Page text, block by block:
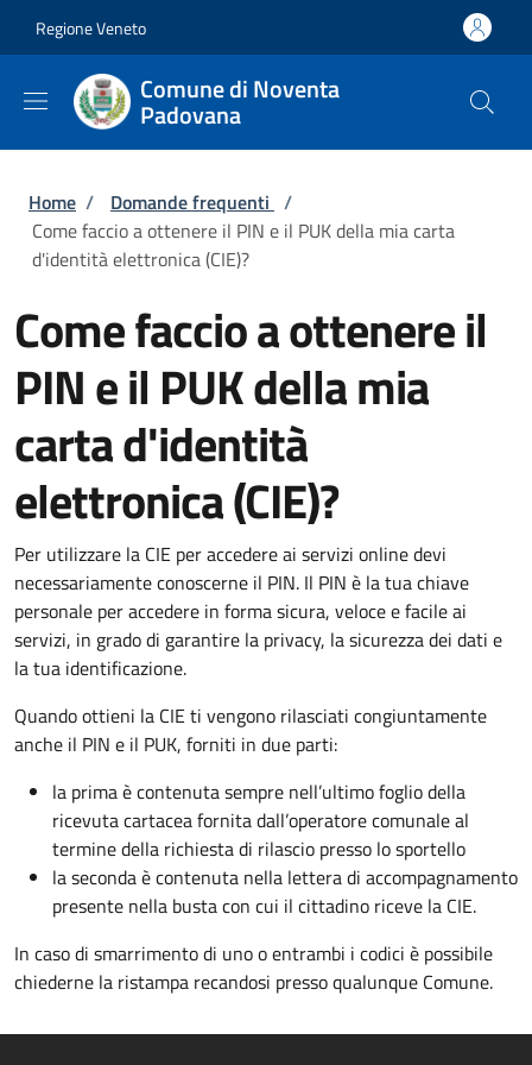
Regione Veneto
Comune di Noventa
Padovana
Briciole di pane
Home / Domande frequenti /
Come faccio a ottenere il PIN e il PUK della mia carta
d'identità elettronica (CIE)?
Come faccio a ottenere il
PIN e il PUK della mia
carta d'identità
elettronica (CIE)?
Per utilizzare la CIE per accedere ai servizi online devi
necessariamente conoscerne il PIN. Il PIN è la tua chiave
personale per accedere in forma sicura, veloce e facile ai
servizi, in grado di garantire la privacy, la sicurezza dei dati e
la tua identificazione.
Quando ottieni la CIE ti vengono rilasciati congiuntamente
anche il PIN e il PUK, forniti in due parti:
la prima è contenuta sempre nell’ultimo foglio della
ricevuta cartacea fornita dall’operatore comunale al
termine della richiesta di rilascio presso lo sportello
la seconda è contenuta nella lettera di accompagnamento
presente nella busta con cui il cittadino riceve la CIE.
In caso di smarrimento di uno o entrambi i codici è possibile
chiederne la ristampa recandosi presso qualunque Comune.